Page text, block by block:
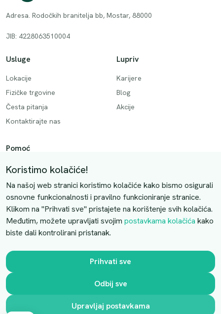
Adresa. Rodočkih branitelja bb, Mostar, 88000
JIB: 4228063510004
Usluge
Lokacije
Fizičke trgovine
Česta pitanja
Kontaktirajte nas
Lupriv
Karijere
Blog
Akcije
Pomoć
Način plaćanja
Dostava
Povrati i otkazivanje
Uslovi kupovine
Kontaktirajte nas
Slobodno nas kontaktirajte putem e-maila:
luprivpharm@luprivpharm.com
Ova stranica je zaštićena reCAPTCHA sustavom
Koristimo kolačiće!
Na našoj web stranici koristimo kolačiće kako bismo osigurali
osnovne funkcionalnosti i pravilno funkcioniranje stranice.
Klikom na "Prihvati sve" pristajete na korištenje svih kolačića.
Međutim, možete upravljati svojim postavkama kolačića kako
biste dali kontrolirani pristanak.
Prihvati sve
Odbij sve
Upravljaj postavkama